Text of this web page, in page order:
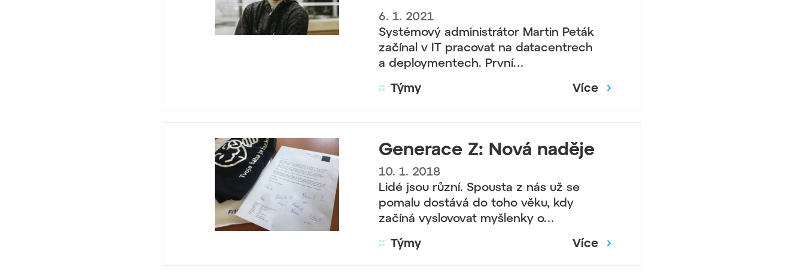
6. 1. 2021
Systémový administrátor Martin Peták
začínal v IT pracovat na datacentrech
a deploymentech. První…
Týmy
Více
Generace Z: Nová naděje
10. 1. 2018
Lidé jsou různí. Spousta z nás už se
pomalu dostává do toho věku, kdy
začíná vyslovovat myšlenky o…
Týmy
Více